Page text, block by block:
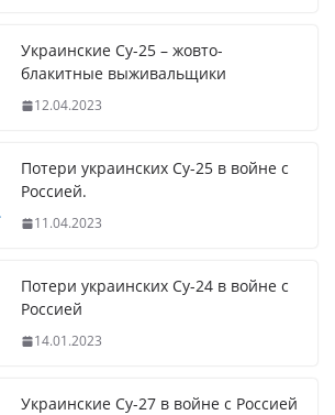
Украинские Су-25 – жовто-
блакитные выживальщики
12.04.2023
Потери украинских Су-25 в войне с
Россией.
11.04.2023
Потери украинских Су-24 в войне с
Россией
14.01.2023
Украинские Су-27 в войне с Россией